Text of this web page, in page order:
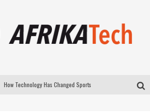
How Technology Has Changed Sports